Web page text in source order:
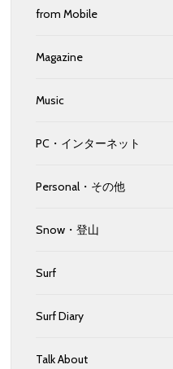
from Mobile
Magazine
Music
PC・インターネット
Personal・その他
Snow・登山
Surf
Surf Diary
Talk About